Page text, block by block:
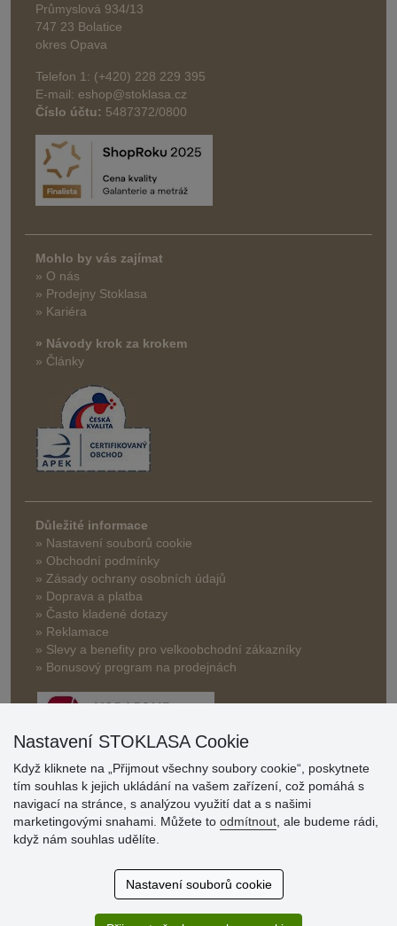
Průmyslová 934/13
747 23 Bolatice
okres Opava
Telefon 1: (+420) 228 229 395
E-mail: eshop@stoklasa.cz
Číslo účtu: 5487372/0800
Mohlo by vás zajímat
» O nás
» Prodejny Stoklasa
» Kariéra
» Návody krok za krokem
» Články
Důležité informace
» Nastavení souborů cookie
» Obchodní podmínky
» Zásady ochrany osobních údajů
» Doprava a platba
» Často kladené dotazy
» Reklamace
» Slevy a benefity pro velkoobchodní zákazníky
» Bonusový program na prodejnách
Hodnocení
zákazníků
Super obchod, kvalitní zboží za slušné ceny. Vřele
Nastavení STOKLASA Cookie
Když kliknete na „Přijmout všechny soubory cookie“, poskytnete
tím souhlas k jejich ukládání na vašem zařízení, což pomáhá s
navigací na stránce, s analýzou využití dat a s našimi
marketingovými snahami. Můžete to odmítnout , ale budeme rádi,
když nám souhlas udělíte.
Nastavení souborů cookie